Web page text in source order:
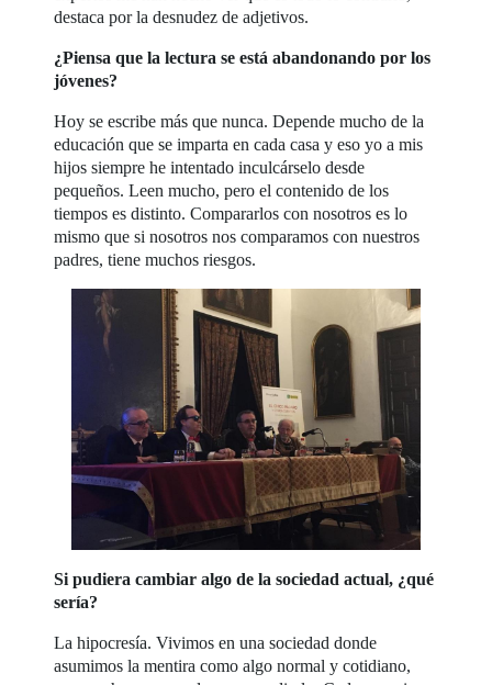
destaca por la desnudez de adjetivos.
¿Piensa que la lectura se está abandonando por los
jóvenes?
Hoy se escribe más que nunca. Depende mucho de la
educación que se imparta en cada casa y eso yo a mis
hijos siempre he intentado inculcárselo desde
pequeños. Leen mucho, pero el contenido de los
tiempos es distinto. Compararlos con nosotros es lo
mismo que si nosotros nos comparamos con nuestros
padres, tiene muchos riesgos.
Si pudiera cambiar algo de la sociedad actual, ¿qué
sería?
La hipocresía. Vivimos en una sociedad donde
asumimos la mentira como algo normal y cotidiano,